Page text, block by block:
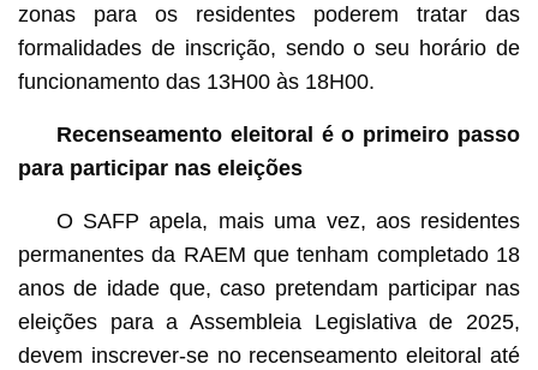
zonas para os residentes poderem tratar das
formalidades de inscrição, sendo o seu horário de
funcionamento das 13H00 às 18H00.
Recenseamento eleitoral é o primeiro passo
para participar nas eleições
O SAFP apela, mais uma vez, aos residentes
permanentes da RAEM que tenham completado 18
anos de idade que, caso pretendam participar nas
eleições para a Assembleia Legislativa de 2025,
devem inscrever-se no recenseamento eleitoral até